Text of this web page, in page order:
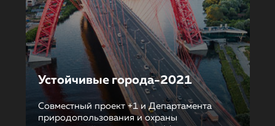
Устойчивые города-2021
Совместный проект +1 и Департамента
природопользования и охраны